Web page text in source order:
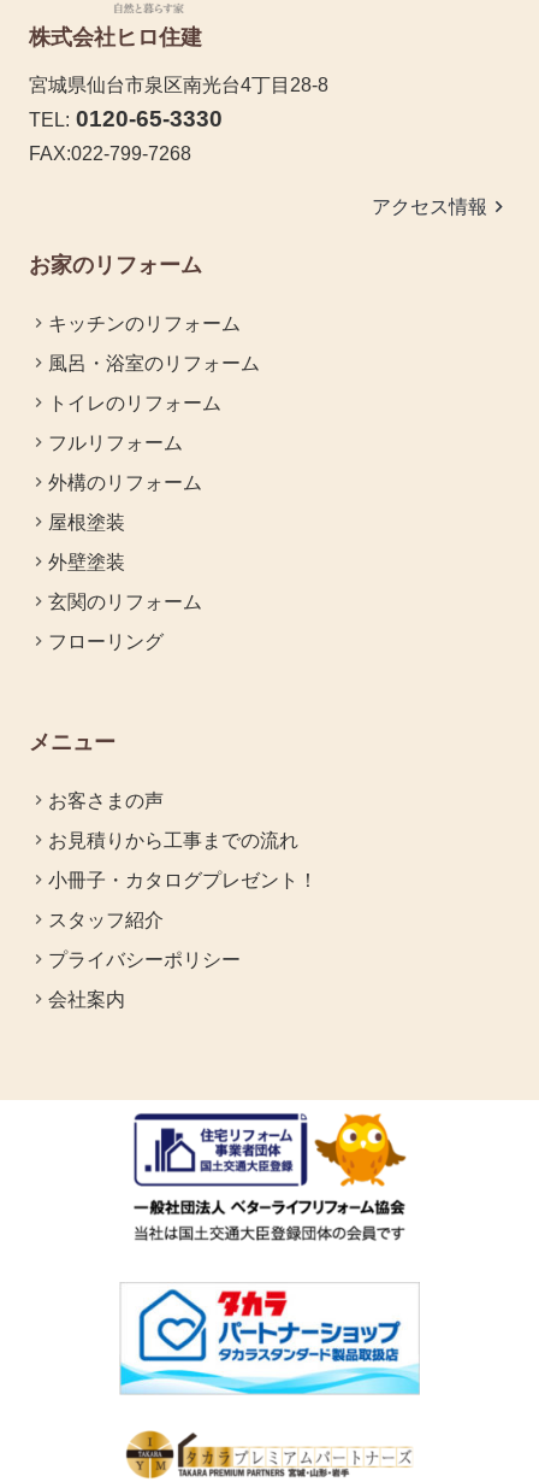
株式会社ヒロ住建
宮城県仙台市泉区南光台4丁目28-8
TEL: 0120-65-3330
FAX:022-799-7268
アクセス情報 keyboard_arrow_right
お家のリフォーム
キッチンのリフォーム
風呂・浴室のリフォーム
トイレのリフォーム
フルリフォーム
外構のリフォーム
屋根塗装
外壁塗装
玄関のリフォーム
フローリング
メニュー
お客さまの声
お見積りから工事までの流れ
小冊子・カタログプレゼント！
スタッフ紹介
プライバシーポリシー
会社案内